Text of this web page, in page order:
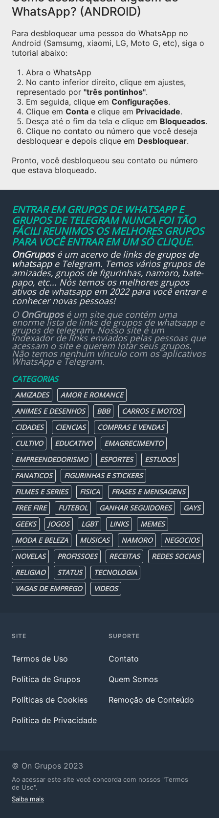
WhatsApp? (ANDROID)
Para desbloquear uma pessoa do WhatsApp no
Android (Samsumg, xiaomi, LG, Moto G, etc), siga o
tutorial abaixo:
Abra o WhatsApp
No canto inferior direito, clique em ajustes,
representado por "três pontinhos".
Em seguida, clique em Configurações.
Clique em Conta e clique em Privacidade.
Desça até o fim da tela e clique em Bloqueados.
Clique no contato ou número que você deseja
desbloquear e depois clique em Desbloquear.
Pronto, você desbloqueou seu contato ou número
que estava bloqueado.
ENTRAR EM GRUPOS DE WHATSAPP E
GRUPOS DE TELEGRAM NUNCA FOI TÃO
FÁCIL! REUNIMOS OS MELHORES GRUPOS
PARA VOCÊ ENTRAR EM UM SÓ CLIQUE.
OnGruposé um acervo de links de grupos de
whatsappe Telegram. Temos vários grupos de
amizades, grupos de figurinhas, namoro, bate-
papo, etc... Nós temos os melhores grupos
ativos de whatsapp em 2022 para você entrar e
conhecer novas pessoas!
O OnGruposé um site que contém uma
enorme lista de links de grupos de whatsapp e
grupos de telegram. Nosso site é um
indexador de links enviados pelas pessoas que
acessam o site e querem lotar seus grupos.
Não temos nenhum vínculo com os aplicativos
WhatsApp e Telegram.
CATEGORIAS
AMIZADES
AMOR E ROMANCE
ANIMES E DESENHOS
BBB
CARROS E MOTOS
CIDADES
CIENCIAS
COMPRAS E VENDAS
CULTIVO
EDUCATIVO
EMAGRECIMENTO
EMPREENDEDORISMO
ESPORTES
ESTUDOS
FANATICOS
FIGURINHAS E STICKERS
FILMES E SERIES
FISICA
FRASES E MENSAGENS
FREE FIRE
FUTEBOL GANHAR SEGUIDORES
GAYS
GEEKS
JOGOS LGBT LINKS
MEMES
MODA E BELEZA
MUSICAS NAMORO
NEGOCIOS
NOVELAS
PROFISSOES RECEITAS
REDES SOCIAIS
RELIGIAO
STATUS
TECNOLOGIA
VAGAS DE EMPREGO
VIDEOS
SITE
Termos de Uso
Política de Grupos
Políticas de Cookies
Política de Privacidade
SUPORTE
Contato
Quem Somos
Remoção de Conteúdo
© On Grupos 2023
Ao acessar este site você concorda com nossos "Termos
de Uso".
Saiba mais